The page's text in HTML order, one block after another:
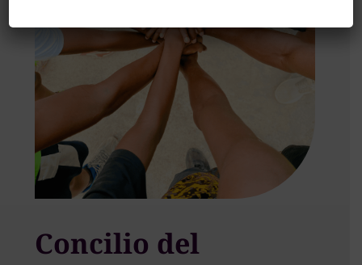
Concilio del